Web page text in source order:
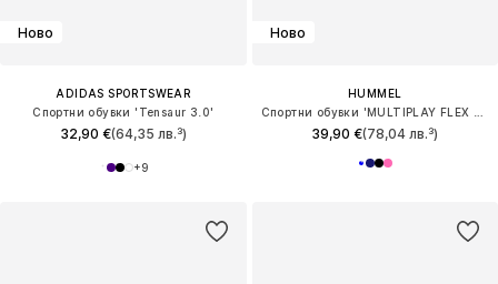
Ново
ADIDAS SPORTSWEAR
Спортни обувки 'Tensaur 3.0'
32,90 €(64,35 лв.³)
+9
Ново
HUMMEL
39,90 €(78,04 лв.³)